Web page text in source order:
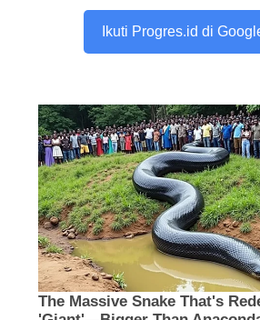
Ikuti Progres.id di